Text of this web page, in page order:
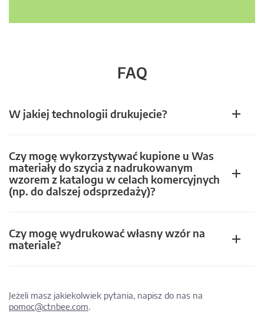
FAQ
W jakiej technologii drukujecie?
Czy mogę wykorzystywać kupione u Was
materiały do szycia z nadrukowanym
wzorem z katalogu w celach komercyjnych
(np. do dalszej odsprzedaży)?
Czy mogę wydrukować własny wzór na
materiale?
Jeżeli masz jakiekolwiek pytania, napisz do nas na
pomoc@ctnbee.com.